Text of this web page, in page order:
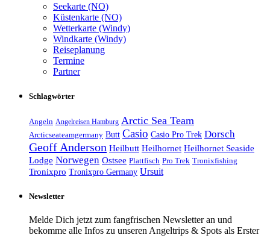
Seekarte (NO)
Küstenkarte (NO)
Wetterkarte (Windy)
Windkarte (Windy)
Reiseplanung
Termine
Partner
Schlagwörter
Angeln Angelreisen Hamburg Arctic Sea Team
Arcticseateamgermany Butt Casio Casio Pro Trek Dorsch
Geoff Anderson Heilbutt Heilhornet Heilhornet Seaside
Lodge Norwegen Ostsee Plattfisch Pro Trek Tronixfishing
Tronixpro Tronixpro Germany Ursuit
Newsletter
Melde Dich jetzt zum fangfrischen Newsletter an und
bekomme alle Infos zu unseren Angeltrips & Spots als Erster